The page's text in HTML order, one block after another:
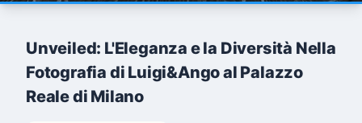
Unveiled: L'Eleganza e la Diversità Nella
Fotografia di Luigi&Ango al Palazzo
Reale di Milano